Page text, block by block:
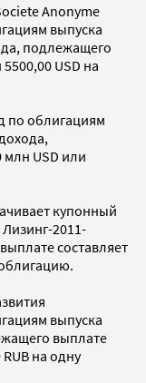
Anonyme
выпуска
подлежащего
USD на
по облигациям
млн USD или
купонный
2011-
составляет
выпуска
выплате
на одну